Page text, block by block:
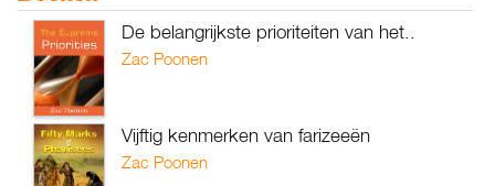
De belangrijkste prioriteiten van het..
Zac Poonen
Vijftig kenmerken van farizeeën
Zac Poonen